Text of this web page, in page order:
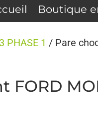
Boutique
PHASE 1 / Pare
FORD